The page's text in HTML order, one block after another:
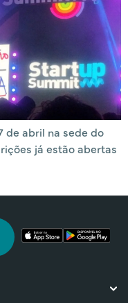
de abril na sede do
já estão abertas